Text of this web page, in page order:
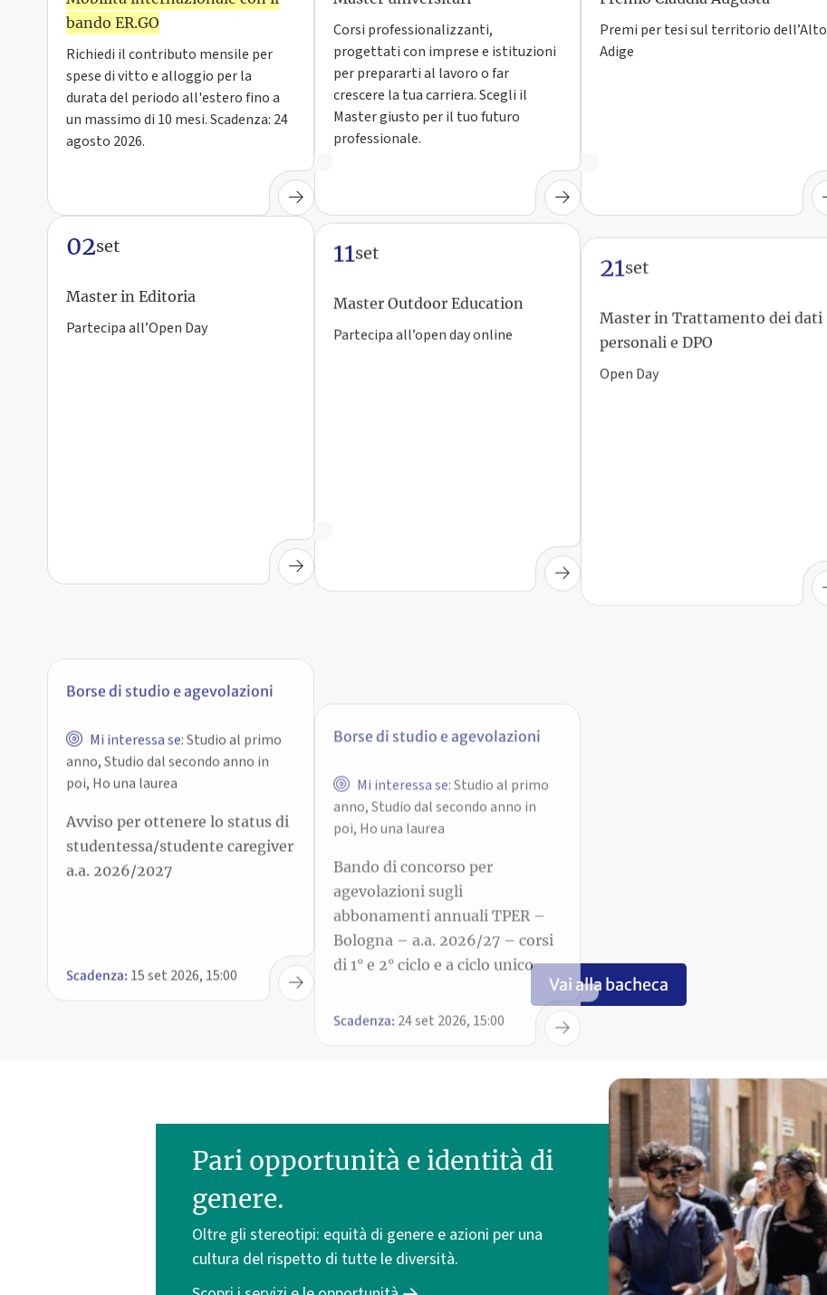
bando ER.GO
Richiedi il contributo mensile per
spese di vitto e alloggio per la
durata del periodo all'estero fino a
un massimo di 10 mesi. Scadenza: 24
agosto 2026.
Corsi professionalizzanti,
progettati con imprese e istituzioni
per prepararti al lavoro o far
crescere la tua carriera. Scegli il
Master giusto per il tuo futuro
professionale.
Premi per tesi sul territorio dell’Alto
Adige
02set
Master in Editoria
Partecipa all’Open Day
11 set
Master Outdoor Education
Partecipa all’open day online
21
personali e DPO
Open Day
anno, Studio dal secondo anno in
Avviso per ottenere lo status di
studentessa/studente caregiver
a.a. 2026/2027
Bando di concorso per
agevolazioni sugli
abbonamenti annuali TPER –
Bologna – a.a. 2026/27 – corsi
Scadenza:24 set 2026, 15:00
Vai alla bacheca
Pari opportunità e identità di
genere.
Oltre gli stereotipi: equità di genere e azioni per una
cultura del rispetto di tutte le diversità.